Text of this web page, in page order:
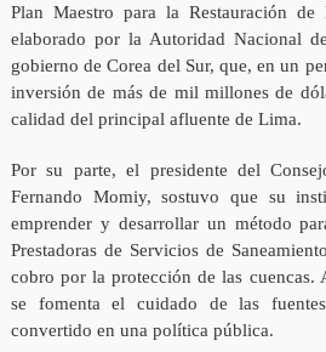
Plan Maestro para la Restauración
elaborado por la Autoridad Nacional
gobierno de Corea del Sur, que, en un
inversión de más de mil millones de
calidad del principal afluente de Lima.
Por su parte, el presidente del
Fernando Momiy, sostuvo que su
emprender y desarrollar un método
Prestadoras de Servicios de
cobro por la protección de las cuencas.
se fomenta el cuidado de las
convertido en una política pública.